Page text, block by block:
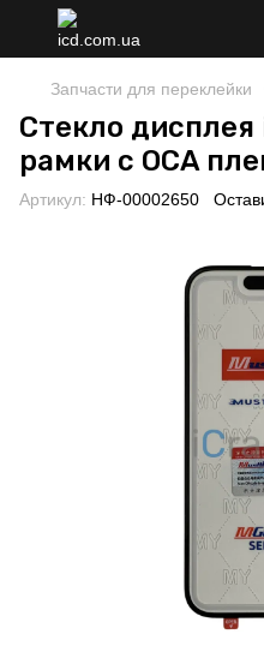
Запчасти для переклейки
Стекло дисплея
рамки с OCA
Артикул: НФ-00002650